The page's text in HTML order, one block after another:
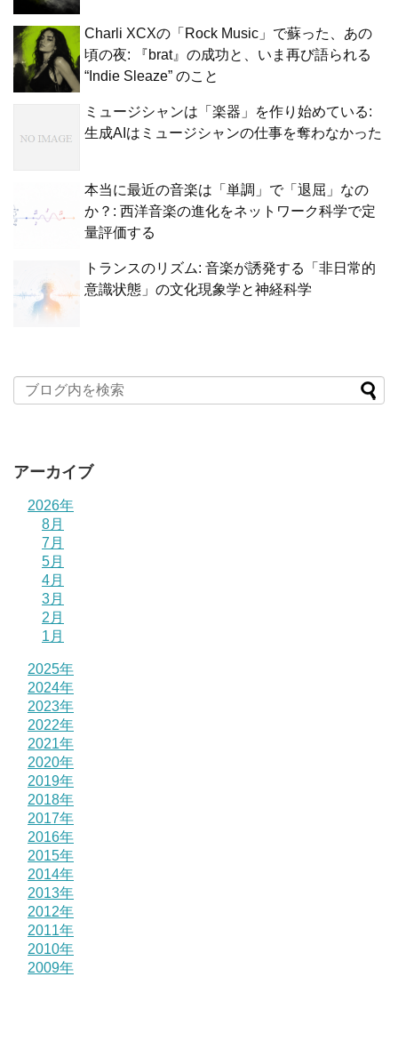
Charli XCXの「Rock Music」で蘇った、あの
頃の夜: 『brat』の成功と、いま再び語られる
“Indie Sleaze” のこと
ミュージシャンは「楽器」を作り始めている:
生成AIはミュージシャンの仕事を奪わなかった
本当に最近の音楽は「単調」で「退屈」なの
か？: 西洋音楽の進化をネットワーク科学で定
量評価する
トランスのリズム: 音楽が誘発する「非日常的
意識状態」の文化現象学と神経科学
アーカイブ
2026年
8月
7月
5月
4月
3月
2月
1月
2025年
2024年
2023年
2022年
2021年
2020年
2019年
2018年
2017年
2016年
2015年
2014年
2013年
2012年
2011年
2010年
2009年